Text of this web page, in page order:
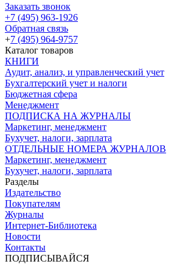
Заказать звонок
+7 (495) 963-1926
Обратная связь
+7 (495) 964-9757
Каталог товаров
КНИГИ
Аудит, анализ, и управленческий учет
Бухгалтерский учет и налоги
Бюджетная сфера
Менеджмент
ПОДПИСКА НА ЖУРНАЛЫ
Маркетинг, менеджмент
Бухучет, налоги, зарплата
ОТДЕЛЬНЫЕ НОМЕРА ЖУРНАЛОВ
Маркетинг, менеджмент
Бухучет, налоги, зарплата
Разделы
Издательство
Покупателям
Журналы
Интернет-Библиотека
Новости
Контакты
ПОДПИСЫВАЙСЯ